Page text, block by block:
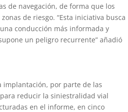
de navegación, de forma que los
de riesgo. “Esta iniciativa busca
conducción más informada y
un peligro recurrente” añadió
implantación, por parte de las
reducir la siniestralidad vial
en el informe, en cinco